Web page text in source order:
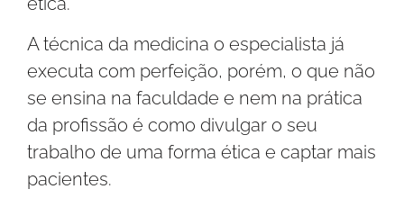
A técnica da medicina o especialista já
executa com perfeição, porém, o que não
se ensina na faculdade e nem na prática
da profissão é como divulgar o seu
trabalho de uma forma ética e captar mais
pacientes.